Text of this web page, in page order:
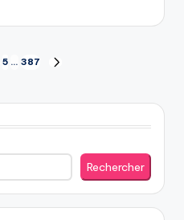
5 … 387
Rechercher